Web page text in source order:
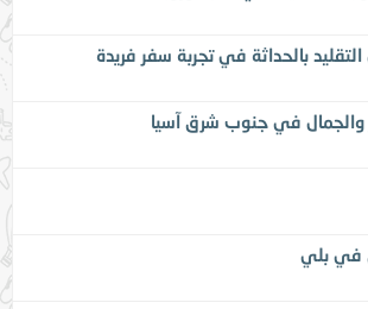
بالحداثة في تجربة سفر فريدة
والجمال في جنوب شرق آسيا